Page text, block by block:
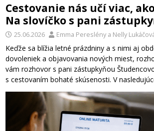
Cestovanie nás učí viac,
Na slovíčko s pani
25.06.2026 Emma Pereslénya Nelly
Keďže sa blížia letné prázdniny a s nimi aj
dovoleniek a objavovania nových miest,
vám rozhovor s pani zástupkyňou
s cestovaním bohaté skúsenosti. V